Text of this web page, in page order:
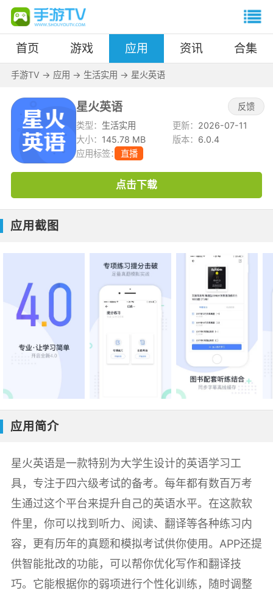
首页 游戏 应用 资讯 合集
手游TV -> 应用 -> 生活实用 -> 星火英语
星火英语
反馈
类型： 生活实用 更新： 2026-07-11
大小： 145.78 MB 版本： 6.0.4
应用标签：
直播
点击下载
应用截图
应用简介
星火英语是一款特别为大学生设计的英语学习工
具，专注于四六级考试的备考。每年都有数百万考
生通过这个平台来提升自己的英语水平。在这款软
件里，你可以找到听力、阅读、翻译等各种练习内
容，更有历年的真题和模拟考试供你使用。APP还提
供智能批改的功能，可以帮你优化写作和翻译技
巧。它能根据你的弱项进行个性化训练，随时调整